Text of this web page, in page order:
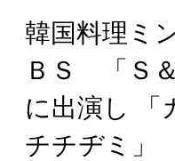
韓国料理ミ
ＢＳ 「Ｓ
に出演し 「
チチヂミ